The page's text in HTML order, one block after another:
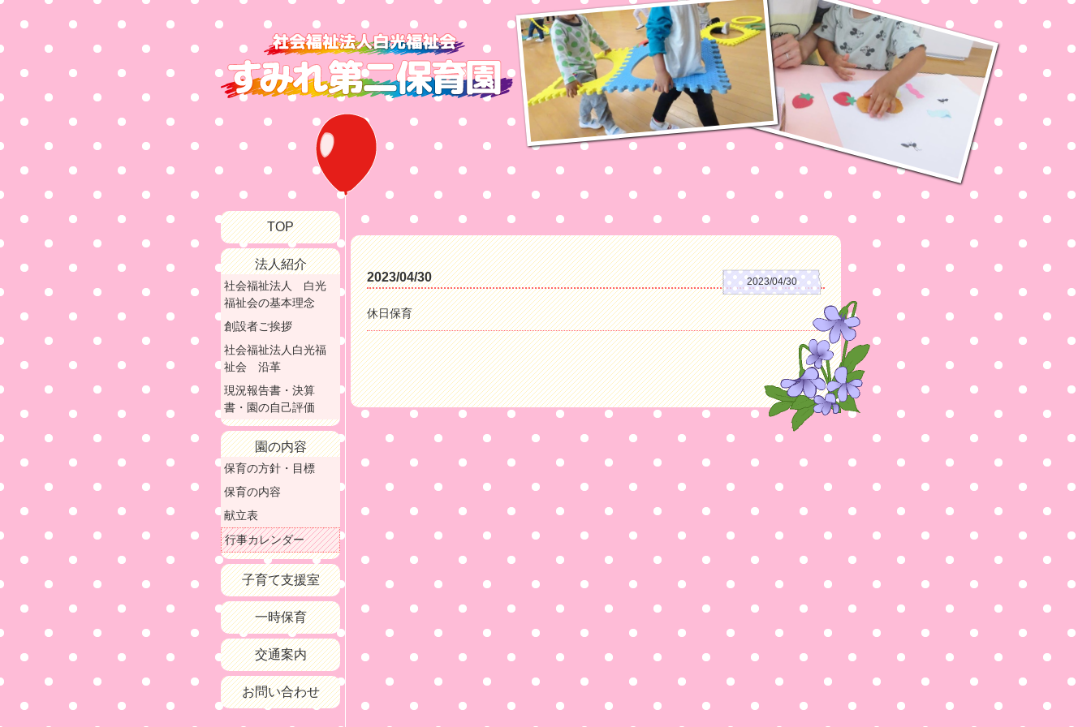
2023/04/30
2023/04/30
休日保育
TOP
法人紹介
社会福祉法人 白光
福祉会の基本理念
創設者ご挨拶
社会福祉法人白光福
祉会 沿革
現況報告書・決算
書・園の自己評価
園の内容
保育の方針・目標
保育の内容
献立表
行事カレンダー
子育て支援室
一時保育
交通案内
お問い合わせ